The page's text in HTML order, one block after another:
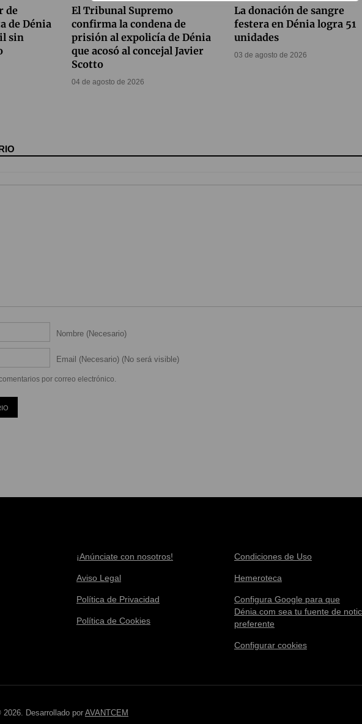
de
de Dénia
sin
El Tribunal Supremo
confirma la condena de
prisión al expolicía de Dénia
que acosó al concejal Javier
Scotto
04 de agosto de 2026
La donación de sangre
festera en Dénia logra 51
unidades
03 de agosto de 2026
Nombre (Necesario)
Email (Necesario) (No será visible)
por correo electrónico.
¡Anúnciate con nosotros!
Aviso Legal
Política de Privacidad
Política de Cookies
Condiciones de Uso
Hemeroteca
Configura Google para que
Dénia.com sea tu fuente de
preferente
Configurar cookies
Desarrollado por AVANTCEM